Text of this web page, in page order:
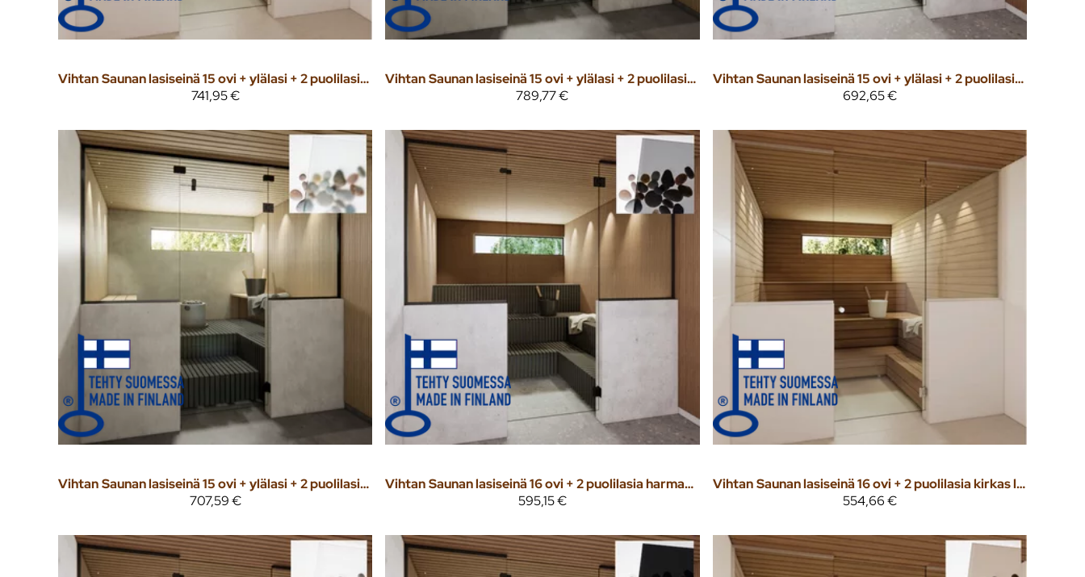
Vihtan
Saunan lasiseinä 15 ovi + ylälasi + 2 puolilasia kirkas väritön lasi
741,95 €
Vihtan
Saunan lasiseinä 15 ovi + ylälasi + 2 puolilasia musta lasi
789,77 €
Vihtan
Saunan lasiseinä 15 ovi + ylälasi + 2 puolilasia Pronssi lasi
692,65 €
Vihtan
Saunan lasiseinä 15 ovi + ylälasi + 2 puolilasia satiinilasi
707,59 €
Vihtan
Saunan lasiseinä 16 ovi + 2 puolilasia harmaa lasi
595,15 €
Vihtan
Saunan lasiseinä 16 ovi + 2 puolilasia kirkas lasi
554,66 €